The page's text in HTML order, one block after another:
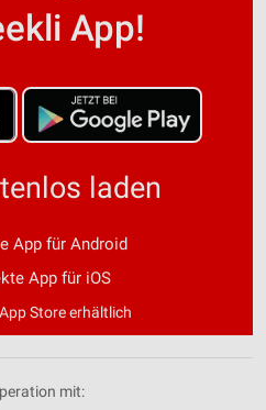
App!
laden
App für Android
App für iOS
Store erhältlich
mit: